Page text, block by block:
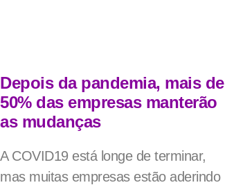
Depois da pandemia, mais de
50% das empresas manterão
as mudanças
A COVID19 está longe de terminar,
mas muitas empresas estão aderindo